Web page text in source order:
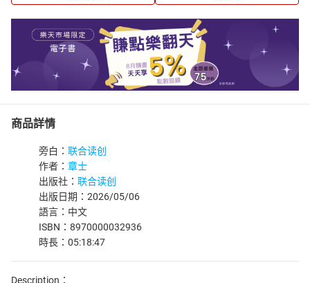
商品詳情
旁白： 联合读创
作者： 章士
出版社： 联合读创
出版日期：2026/05/06
語言：中文
ISBN：8970000032936
時長：05:18:47
Description：